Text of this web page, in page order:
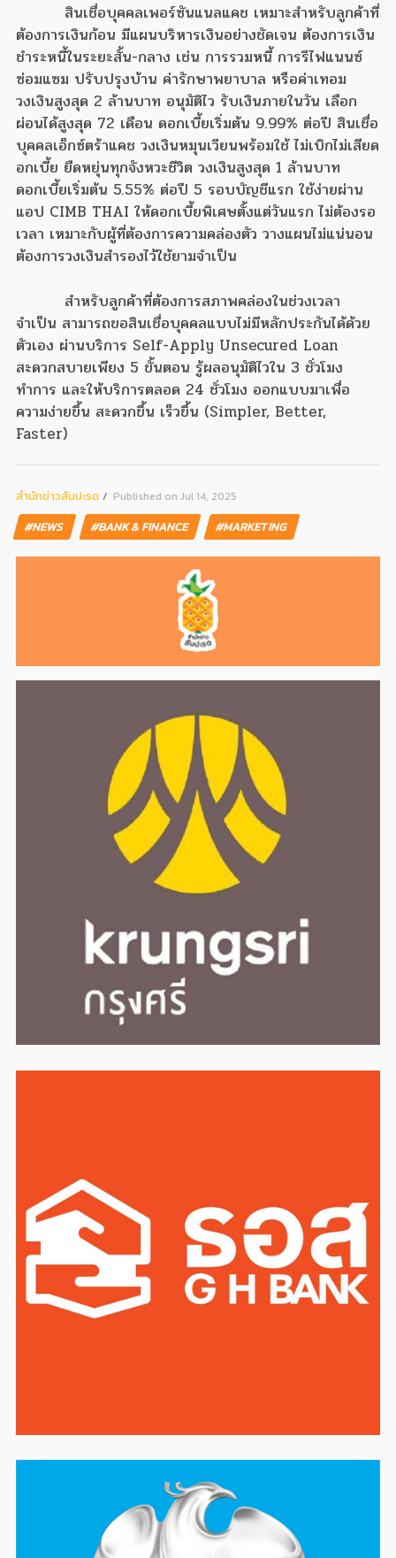
สินเชื่อบุคคลเพอร์ซันแนลแคช เหมาะสำหรับลูกค้าที่
ต้องการเงินก้อน มีแผนบริหารเงินอย่างชัดเจน ต้องการเงิน
ชำระหนี้ในระยะสั้น-กลาง เช่น การรวมหนี้ การรีไฟแนนซ์
ซ่อมแซม ปรับปรุงบ้าน ค่ารักษาพยาบาล หรือค่าเทอม
วงเงินสูงสุด 2 ล้านบาท อนุมัติไว รับเงินภายในวัน เลือก
ผ่อนได้สูงสุด 72 เดือน ดอกเบี้ยเริ่มต้น 9.99% ต่อปี สินเชื่อ
บุคคลเอ็กซ์ตร้าแคช วงเงินหมุนเวียนพร้อมใช้ ไม่เบิกไม่เสียด
อกเบี้ย ยืดหยุ่นทุกจังหวะชีวิต วงเงินสูงสุด 1 ล้านบาท
ดอกเบี้ยเริ่มต้น 5.55% ต่อปี 5 รอบบัญชีแรก ใช้ง่ายผ่าน
แอป CIMB THAI ให้ดอกเบี้ยพิเศษตั้งแต่วันแรก ไม่ต้องรอ
เวลา เหมาะกับผู้ที่ต้องการความคล่องตัว วางแผนไม่แน่นอน
ต้องการวงเงินสำรองไว้ใช้ยามจำเป็น
สำหรับลูกค้าที่ต้องการสภาพคล่องในช่วงเวลา
จำเป็น สามารถขอสินเชื่อบุคคลแบบไม่มีหลักประกันได้ด้วย
ตัวเอง ผ่านบริการ Self-Apply Unsecured Loan
สะดวกสบายเพียง 5 ขั้นตอน รู้ผลอนุมัติไวใน 3 ชั่วโมง
ทำการ และให้บริการตลอด 24 ชั่วโมง ออกแบบมาเพื่อ
ความง่ายขึ้น สะดวกขึ้น เร็วขึ้น (Simpler, Better,
Faster)
สํานักข่าวสับปะรด Published on Jul 14, 2025
#NEWS #BANK & FINANCE #MARKETING